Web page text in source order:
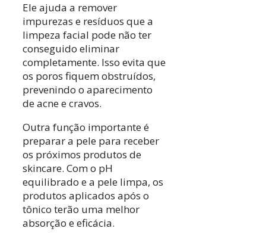
Ele ajuda a remover
impurezas e resíduos que a
limpeza facial pode não ter
conseguido eliminar
completamente. Isso evita que
os poros fiquem obstruídos,
prevenindo o aparecimento
de acne e cravos.
Outra função importante é
preparar a pele para receber
os próximos produtos de
skincare. Com o pH
equilibrado e a pele limpa, os
produtos aplicados após o
tônico terão uma melhor
absorção e eficácia.